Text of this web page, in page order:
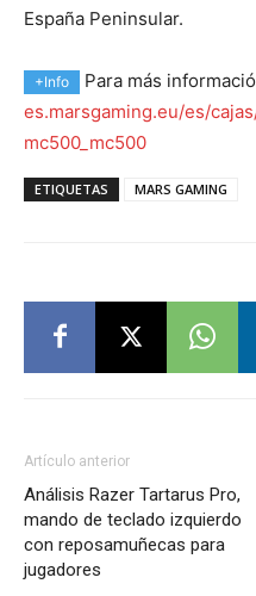
España Peninsular.
+Info
Para más
es.marsgaming.eu/es/
mc500_mc500
ETIQUETAS MARS GAMING
Artículo anterior
Análisis Razer Tartarus Pro,
mando de teclado izquierdo
con reposamuñecas para
jugadores